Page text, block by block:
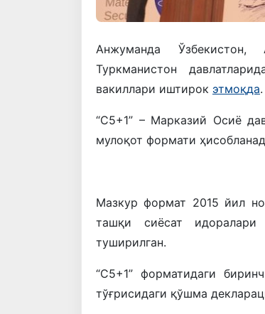
Анжуманда
Туркманистон
вакиллари иштирок этмоқда.
“С5+1” – Марказий Осиё
мулоқот формати
Мазкур формат 2015 йил
ташқи сиёсат идоралари
туширилган.
“С5+1” форматидаги
тўғрисидаги қўшма